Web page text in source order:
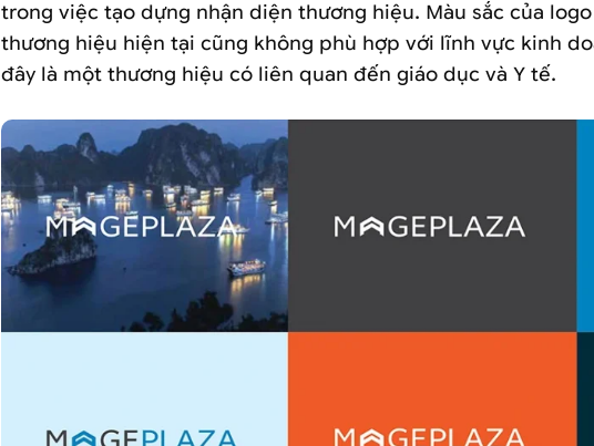
trong việc tạo dựng nhận diện thương hiệu. Màu sắc của
thương hiệu hiện tại cũng không phù hợp với lĩnh vực kinh
đây là một thương hiệu có liên quan đến giáo dục và Y tế.